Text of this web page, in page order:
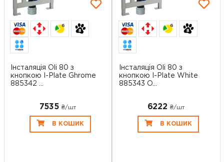
6
Інсталяція Oli 80 з
кнопкою I-Plate Ghrome
885342 ...
7535 ₴/шт
В КОШИК
6
Інсталяція Oli 80 з
кнопкою I-Plate White
885343 O...
6222 ₴/шт
В КОШИК